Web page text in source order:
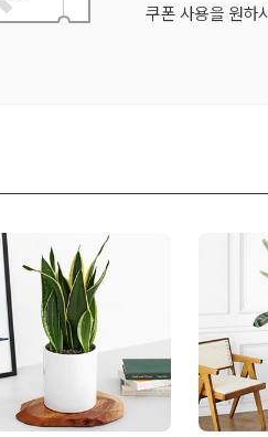
쿠폰 사용을 원하